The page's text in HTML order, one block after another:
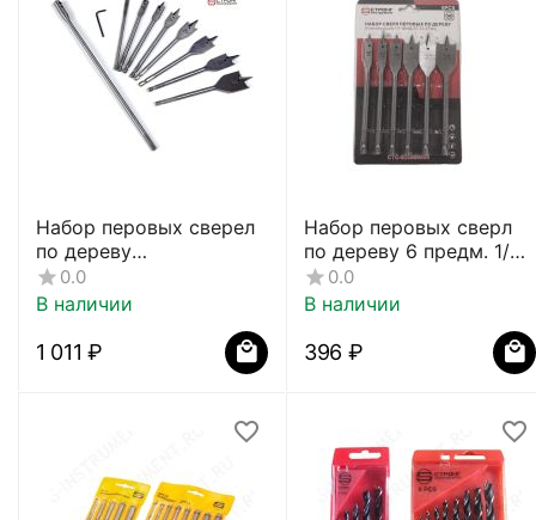
Набор перовых сверел
по дереву
(10/12/16/20/22/25)
СТС-048
0.0
В наличии
1 011 ₽
Набор перовых сверл
по дереву 6 предм. 1/4"
10-25мм,
СТС-02500006
0.0
В наличии
‍396‍ ₽